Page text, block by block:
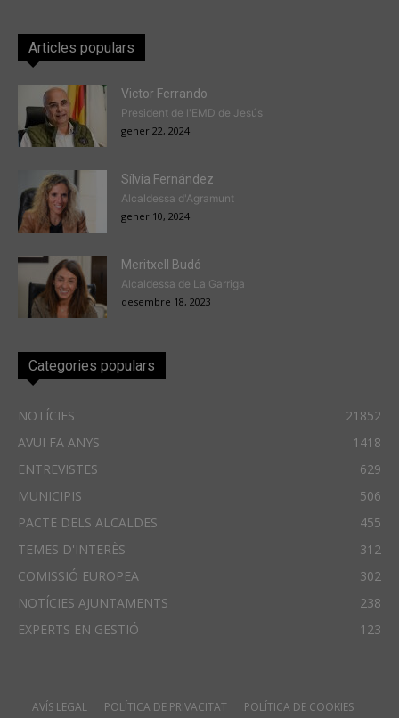
Articles populars
Victor Ferrando
President de l'EMD de Jesús
gener 22, 2024
Sílvia Fernández
Alcaldessa d'Agramunt
gener 10, 2024
Meritxell Budó
Alcaldessa de La Garriga
desembre 18, 2023
Categories populars
NOTÍCIES
21852
AVUI FA ANYS
1418
ENTREVISTES
629
MUNICIPIS
506
PACTE DELS ALCALDES
455
TEMES D'INTERÈS
312
COMISSIÓ EUROPEA
302
NOTÍCIES AJUNTAMENTS
238
EXPERTS EN GESTIÓ
123
AVÍS LEGAL POLÍTICA DE PRIVACITAT POLÍTICA DE COOKIES